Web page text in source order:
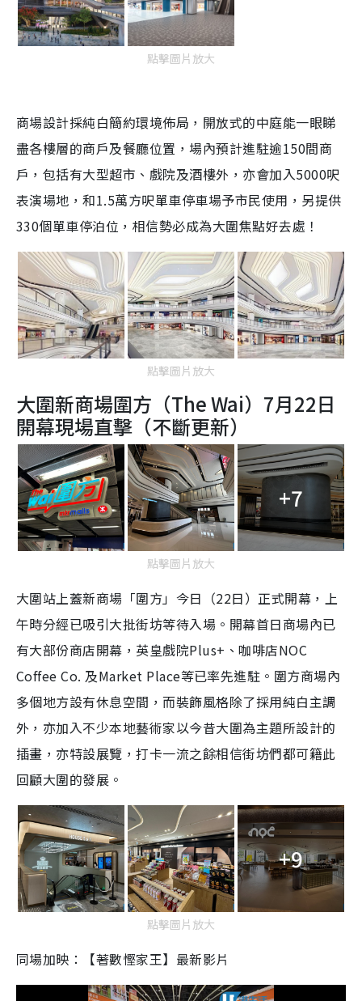
點擊圖片放大
商場設計採純白簡約環境佈局，開放式的中庭能一眼睇
盡各樓層的商戶及餐廳位置，場內預計進駐逾150間商
戶，包括有大型超市、戲院及酒樓外，亦會加入5000呎
表演場地，和1.5萬方呎單車停車場予市民使用，另提供
330個單車停泊位，相信勢必成為大圍焦點好去處！
點擊圖片放大
大圍新商場圍方（The Wai）7月22日
開幕現場直擊（不斷更新）
+7
點擊圖片放大
大圍站上蓋新商場「圍方」今日（22日）正式開幕，上
午時分經已吸引大批街坊等待入場。開幕首日商場內已
有大部份商店開幕，英皇戲院Plus+、咖啡店NOC
Coffee Co. 及Market Place等已率先進駐。圍方商場內
多個地方設有休息空間，而裝飾風格除了採用純白主調
外，亦加入不少本地藝術家以今昔大圍為主題所設計的
插畫，亦特設展覽，打卡一流之餘相信街坊們都可籍此
回顧大圍的發展。
+9
點擊圖片放大
同場加映：【著數慳家王】最新影片